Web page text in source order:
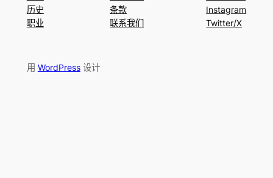
历史
职业
条款
联系我们
Instagram
Twitter/X
用 WordPress设计